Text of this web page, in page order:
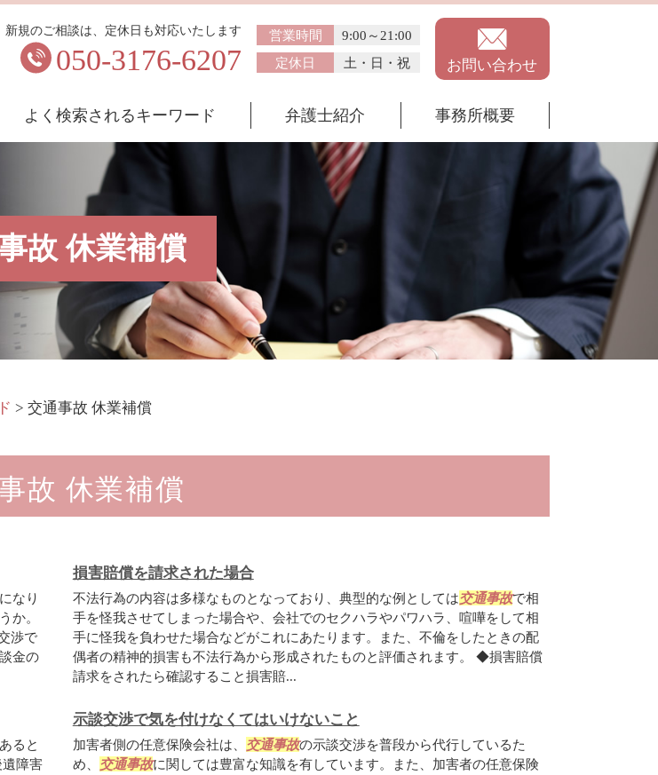
故 休業補償
新規のご相談は、定休日も対応いたします
050-3176-6207
営業時間
9:00～21:00
定休日
土・日・祝 お問い合わせ
よく検索されるキーワード 弁護士紹介 事務所概要
> 交通事故 休業補償
故 休業補償
なり
か。
渉で
金の
損害賠償を請求された場合
不法行為の内容は多様なものとなっており、典型的な例としては交通事故で相
手を怪我させてしまった場合や、会社でのセクハラやパワハラ、喧嘩をして相
手に怪我を負わせた場合などがこれにあたります。また、不倫をしたときの配
偶者の精神的損害も不法行為から形成されたものと評価されます。 ◆損害賠償
請求をされたら確認すること損害賠...
ると
障害
示談交渉で気を付けなくてはいけないこと
加害者側の任意保険会社は、 交通事故の示談交渉を普段から代行しているた
め、 交通事故に関しては豊富な知識を有しています。また、加害者の任意保険